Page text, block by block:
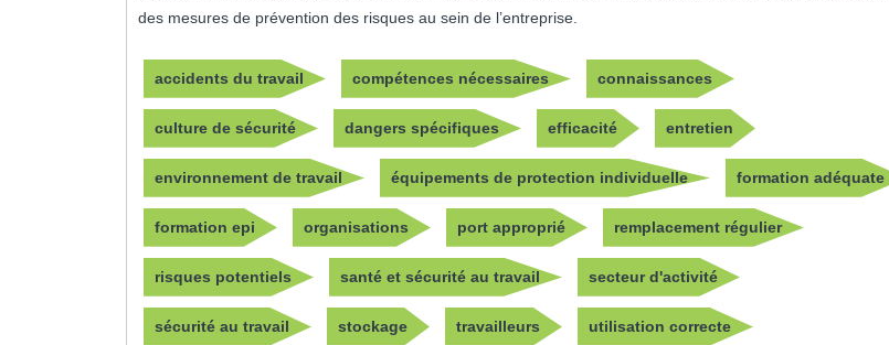
des mesures de prévention des risques au sein de l’entreprise.
accidents du travail compétences nécessaires connaissances
culture de sécurité dangers spécifiques efficacité entretien
environnement de travail équipements de protection individuelle formation adéquate
formation epi organisations port approprié remplacement régulier
risques potentiels santé et sécurité au travail secteur d'activité
sécurité au travail stockage travailleurs utilisation correcte